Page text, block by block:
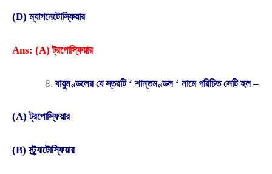
(D) ম্যাগনেটোস্ফিয়ার
Ans: (A) ট্রপোস্ফিয়ার
বায়ুমণ্ডলের যে স্তরটি ‘ শান্তমণ্ডল ‘ নামে পরিচিত সেটি হল –
(A) ট্রপোস্ফিয়ার
(B) স্ট্র্যাটোস্ফিয়ার